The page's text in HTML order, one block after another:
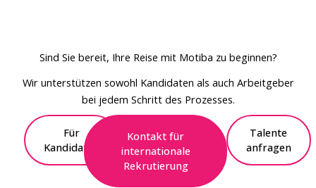
Sind Sie bereit, Ihre Reise mit Motiba zu beginnen?
Wir unterstützen sowohl Kandidaten als auch Arbeitgeber
bei jedem Schritt des Prozesses.
Für
Kandidaten
Kontakt für
internationale
Rekrutierung
Talente
anfragen